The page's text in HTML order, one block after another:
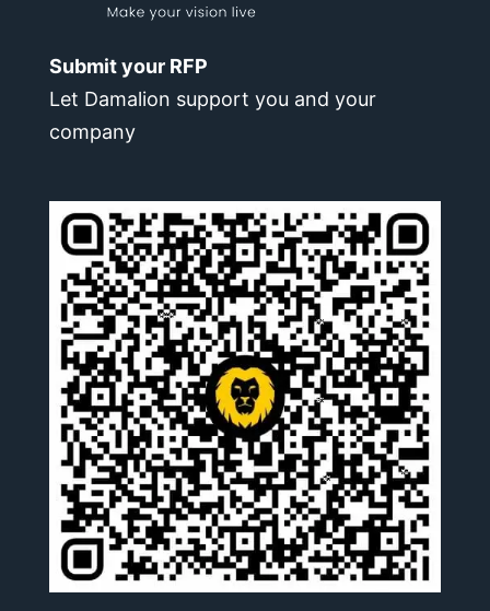
Submit your RFP
Let Damalion support you and your
company